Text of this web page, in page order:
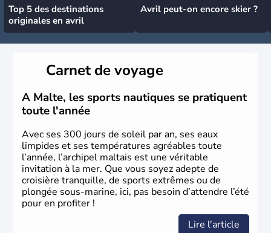
Top 5 des destinations
originales en avril
Avril peut-on encore skier ?
Carnet de voyage
A Malte, les sports nautiques se pratiquent
toute l'année
Avec ses 300 jours de soleil par an, ses eaux
limpides et ses températures agréables toute
l’année, l’archipel maltais est une véritable
invitation à la mer. Que vous soyez adepte de
croisière tranquille, de sports extrêmes ou de
plongée sous-marine, ici, pas besoin d’attendre l’été
pour en profiter !
Lire l'article